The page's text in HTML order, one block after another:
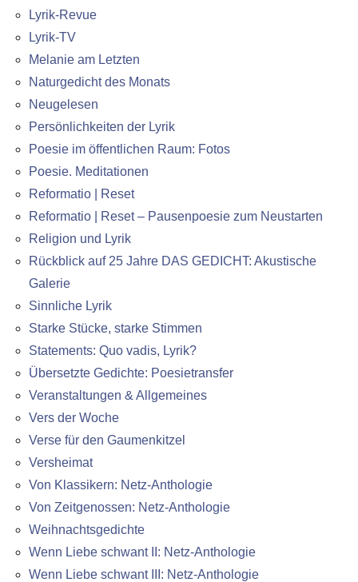
Lyrik-Revue
Lyrik-TV
Melanie am Letzten
Naturgedicht des Monats
Neugelesen
Persönlichkeiten der Lyrik
Poesie im öffentlichen Raum: Fotos
Poesie. Meditationen
Reformatio | Reset
Reformatio | Reset – Pausenpoesie zum Neustarten
Religion und Lyrik
Rückblick auf 25 Jahre DAS GEDICHT: Akustische
Galerie
Sinnliche Lyrik
Starke Stücke, starke Stimmen
Statements: Quo vadis, Lyrik?
Übersetzte Gedichte: Poesietransfer
Veranstaltungen & Allgemeines
Vers der Woche
Verse für den Gaumenkitzel
Versheimat
Von Klassikern: Netz-Anthologie
Von Zeitgenossen: Netz-Anthologie
Weihnachtsgedichte
Wenn Liebe schwant II: Netz-Anthologie
Wenn Liebe schwant III: Netz-Anthologie